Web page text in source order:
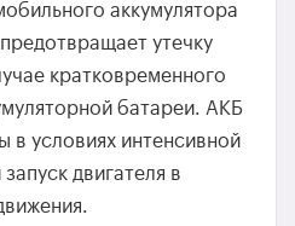
аккумулятора
предотвращает утечку
кратковременного
батареи. АКБ
в условиях интенсивной
двигателя в